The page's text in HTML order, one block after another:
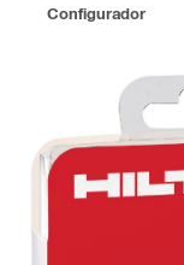
Configurador